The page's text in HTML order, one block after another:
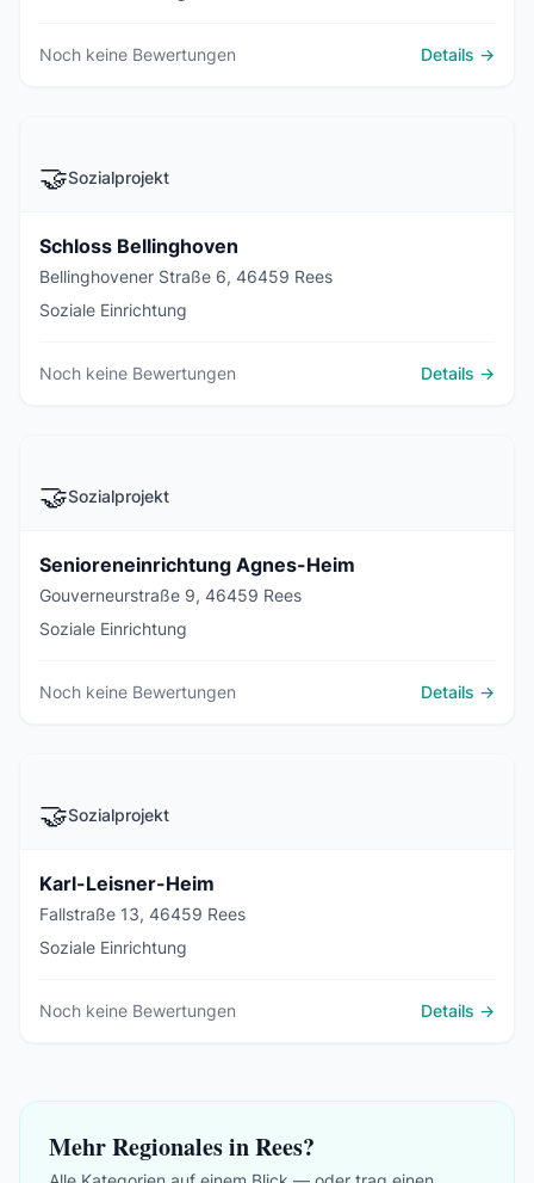
Noch keine Bewertungen Details →
🤝Sozialprojekt
Schloss Bellinghoven
Bellinghovener Straße 6, 46459 Rees
Soziale Einrichtung
Noch keine Bewertungen Details →
🤝Sozialprojekt
Senioreneinrichtung Agnes-Heim
Gouverneurstraße 9, 46459 Rees
Soziale Einrichtung
Noch keine Bewertungen Details →
🤝Sozialprojekt
Karl-Leisner-Heim
Fallstraße 13, 46459 Rees
Soziale Einrichtung
Noch keine Bewertungen Details →
Mehr Regionales in Rees?